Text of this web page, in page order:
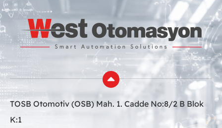
TOSB Otomotiv (OSB) Mah. 1. Cadde No:8/2 B Blok
K:1